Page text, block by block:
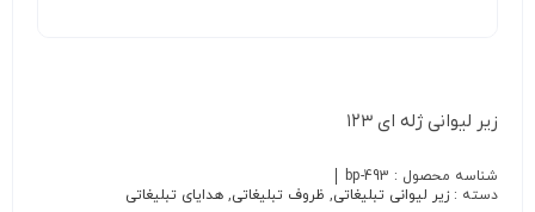
زیر لیوانی ژله ای ۱۲۳
شناسه محصول : bp-493
دسته : زیر لیوانی تبلیغاتی, ظروف تبلیغاتی, هدایای تبلیغاتی